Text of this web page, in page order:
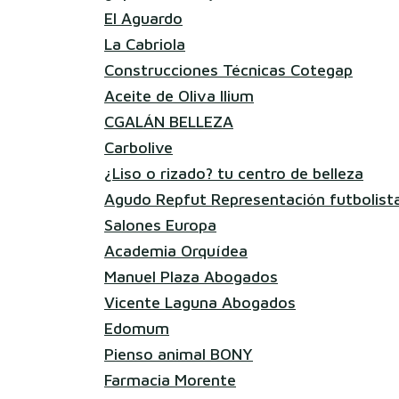
El Aguardo
La Cabriola
Construcciones Técnicas Cotegap
Aceite de Oliva Ilium
CGALÁN BELLEZA
Carbolive
¿Liso o rizado? tu centro de belleza
Agudo Repfut Representación
Salones Europa
Academia Orquídea
Manuel Plaza Abogados
Vicente Laguna Abogados
Edomum
Pienso animal BONY
Farmacia Morente